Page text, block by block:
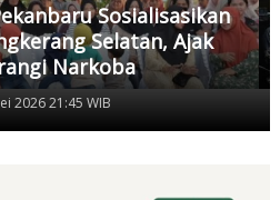
Sosialisasikan
Selatan, Ajak
Narkoba
2026 21:45 WIB